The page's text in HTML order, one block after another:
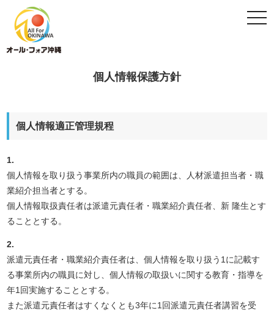
個人情報保護方針
個人情報適正管理規程
1.
個人情報を取り扱う事業所内の職員の範囲は、人材派遣担当者・職
業紹介担当者とする。
個人情報取扱責任者は派遣元責任者・職業紹介責任者、新 隆生とす
ることとする。
2.
派遣元責任者・職業紹介責任者は、個人情報を取り扱う1に記載す
る事業所内の職員に対し、個人情報の取扱いに関する教育・指導を
年1回実施することとする。
また派遣元責任者はすくなくとも3年に1回派遣元責任者講習を受